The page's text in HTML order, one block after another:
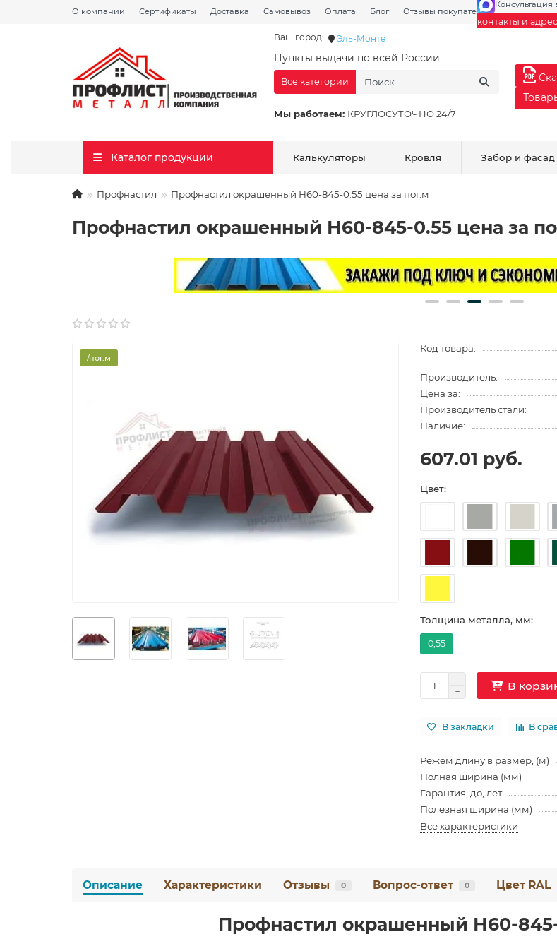
О компании Сертификаты Доставка Самовывоз Оплата Блог Отзывы покупателей Галерея
Консультация
контакты и
Ваш город: Эль-Монте
Пункты выдачи по всей России
Мы работаем: КРУГЛОСУТОЧНО 24/7
Все категории
Каталог продукции Калькуляторы Кровля Забор и фасад
Профнастил Профнастил окрашенный Н60-845-0.55 цена за пог.м
Профнастил окрашенный Н60-845-0.55 цена за
/пог.м
Код товара:
Производитель:
Цена за:
Производитель стали:
Наличие:
607.01 руб.
Цвет:
Толщина металла, мм:
0,55
В
В закладки В
Режем длину в размер, (м)
Полная ширина (мм)
Гарантия, до, лет
Полезная ширина (мм)
Все характеристики
Описание Характеристики Отзывы 0 Вопрос-ответ 0 Цвет RAL
Профнастил окрашенный Н60-845-